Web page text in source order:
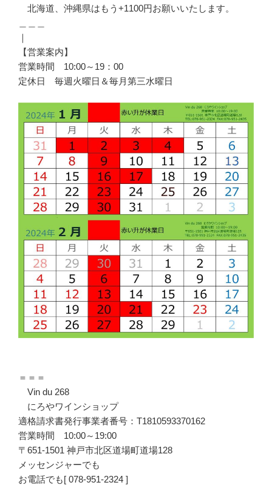
北海道、沖縄県はもう+1100円お願いいたします。
｜
【営業案内】
営業時間 10:00～19：00
定休日 毎週火曜日＆毎月第三水曜日
＝＝＝
Vin du 268
にろやワインショップ
適格請求書発行事業者番号：T1810593370162
営業時間 10:00～19:00
〒651-1501 神戸市北区道場町道場128
メッセンジャーでも
お電話でも[ 078-951-2324 ]